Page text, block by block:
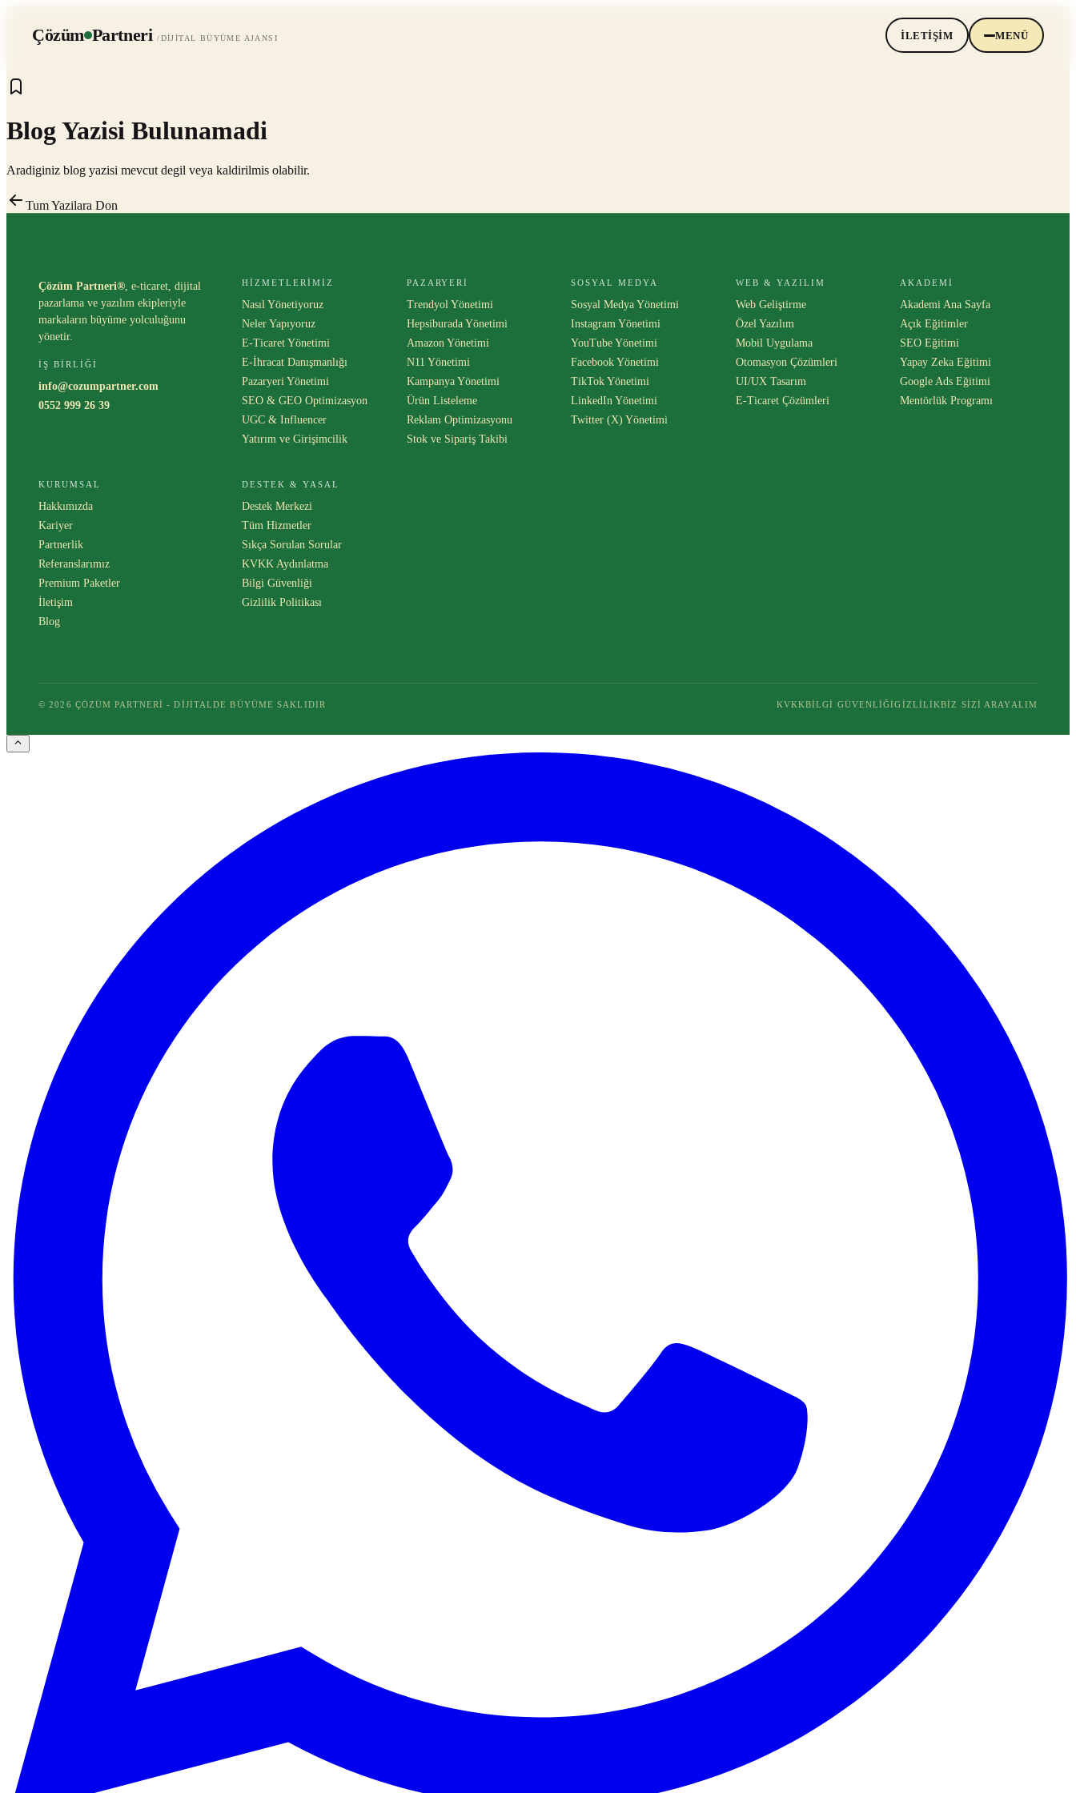
Çözüm Partneri /DIJITAL BÜYÜME AJANSI İLETIŞIM MENÜ
Blog Yazisi Bulunamadi
Aradiginiz blog yazisi mevcut degil veya kaldirilmis olabilir.
Tum Yazilara Don
Çözüm Partneri® , e-ticaret, dijital
pazarlama ve yazılım ekipleriyle
markaların büyüme yolculuğunu
yönetir.
İŞ BIRLIĞI
info@cozumpartner.com
0552 999 26 39
HIZMETLERIMIZ
Nasıl Yönetiyoruz
Neler Yapıyoruz
E-Ticaret Yönetimi
E-İhracat Danışmanlığı
Pazaryeri Yönetimi
SEO & GEO Optimizasyon
UGC & Influencer
Yatırım ve Girişimcilik
PAZARYERI
Trendyol Yönetimi
Hepsiburada Yönetimi
Amazon Yönetimi
N11 Yönetimi
Kampanya Yönetimi
Ürün Listeleme
Reklam Optimizasyonu
Stok ve Sipariş Takibi
SOSYAL MEDYA
Sosyal Medya Yönetimi
Instagram Yönetimi
YouTube Yönetimi
Facebook Yönetimi
TikTok Yönetimi
LinkedIn Yönetimi
Twitter (X) Yönetimi
WEB & YAZILIM
Web Geliştirme
Özel Yazılım
Mobil Uygulama
Otomasyon Çözümleri
UI/UX Tasarım
E-Ticaret Çözümleri
AKADEMI
Akademi Ana Sayfa
Açık Eğitimler
SEO Eğitimi
Yapay Zeka Eğitimi
Google Ads Eğitimi
Mentörlük Programı
KURUMSAL
Hakkımızda
Kariyer
Partnerlik
Referanslarımız
Premium Paketler
İletişim
Blog
DESTEK & YASAL
Destek Merkezi
Tüm Hizmetler
Sıkça Sorulan Sorular
KVKK Aydınlatma
Bilgi Güvenliği
Gizlilik Politikası
© 2026 ÇÖZÜM PARTNERI - DIJITALDE BÜYÜME SAKLIDIR KVKKBILGI GÜVENLIĞIGIZLILIKBIZ SIZI ARAYALIM